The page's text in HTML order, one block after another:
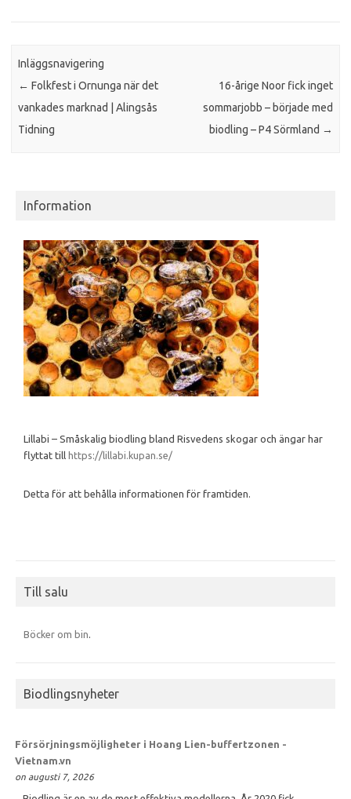
Inläggsnavigering
← Folkfest i Ornunga när det
vankades marknad | Alingsås
Tidning
16-årige Noor fick inget
sommarjobb – började med
biodling – P4 Sörmland →
Information
Lillabi – Småskalig biodling bland Risvedens skogar och ängar har
flyttat till https://lillabi.kupan.se/
Detta för att behålla informationen för framtiden.
Till salu
Böcker om bin.
Biodlingsnyheter
Försörjningsmöjligheter i Hoang Lien-buffertzonen -
Vietnam.vn
on augusti 7, 2026